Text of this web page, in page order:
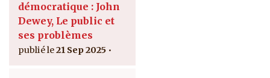
démocratique : John
Dewey, Le public et
ses problèmes
21 Sep 2025